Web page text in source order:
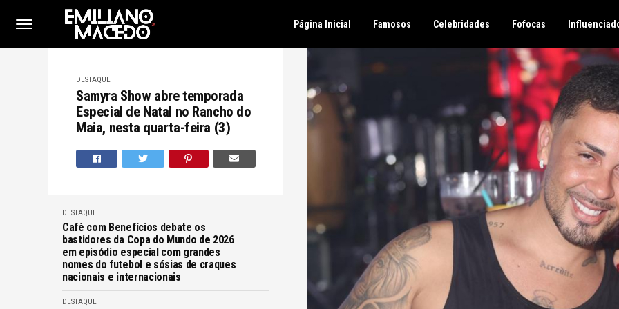
Página Inicial Famosos Celebridades Fofocas
DESTAQUE
Samyra Show abre temporada
Especial de Natal no Rancho do
Maia, nesta quarta-feira (3)
DESTAQUE
Café com Benefícios debate os
bastidores da Copa do Mundo de 2026
em episódio especial com grandes
nomes do futebol e sósias de craques
nacionais e internacionais
DESTAQUE